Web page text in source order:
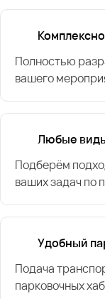
Полностью
вашего
Любые
Подберём
ваших задач по
Удобный
Подача
парковочных